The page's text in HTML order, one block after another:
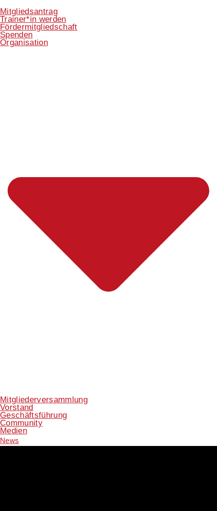
Mitgliedsantrag
Trainer*in werden
Fördermitgliedschaft
Spenden
Organisation
Mitgliederversammlung
Vorstand
Geschäftsführung
Community
Medien
News